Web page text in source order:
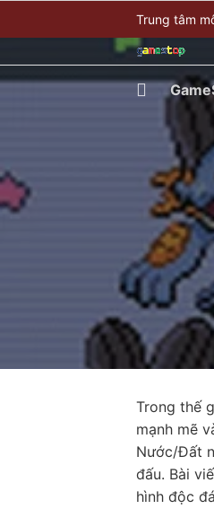
qua
dung
Trung tâm
Trong thế
mạnh mẽ
Nước/Đất
đấu. Bài
hình độc